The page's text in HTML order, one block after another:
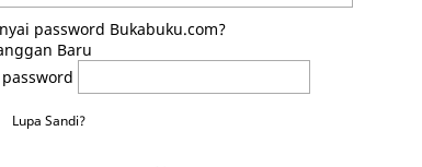
password Bukabuku.com?
Baru
Lupa Sandi?